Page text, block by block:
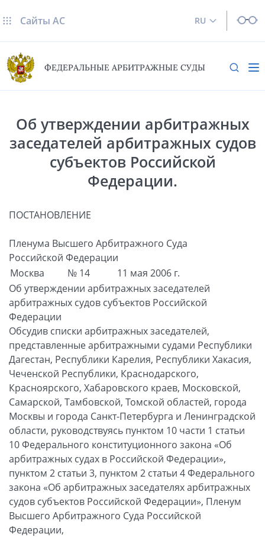
RU
Сайты AC
ФЕДЕРАЛЬНЫЕ АРБИТРАЖНЫЕ СУДЫ
Об утверждении арбитражных
заседателей арбитражных судов
субъектов Российской
Федерации.
ПОСТАНОВЛЕНИЕ
Пленума Высшего Арбитражного Суда
Российской Федерации
Москва
№ 14
11 мая 2006 г.
Об утверждении арбитражных заседателей
арбитражных судов субъектов Российской
Федерации
Обсудив списки арбитражных заседателей,
представленные арбитражными судами Республики
Дагестан, Республики Карелия, Республики Хакасия,
Чеченской Республики, Краснодарского,
Красноярского, Хабаровского краев, Московской,
Самарской, Тамбовской, Томской областей, города
Москвы и города Санкт-Петербурга и Ленинградской
области, руководствуясь пунктом 10 части 1 статьи
10 Федерального конституционного закона «Об
арбитражных судах в Российской Федерации»,
пунктом 2 статьи 3, пунктом 2 статьи 4 Федерального
закона «Об арбитражных заседателях арбитражных
судов субъектов Российской Федерации», Пленум
Высшего Арбитражного Суда Российской
Федерации,